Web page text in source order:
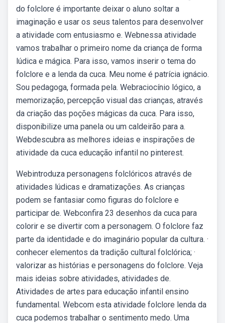
do folclore é importante deixar o aluno soltar a
imaginação e usar os seus talentos para desenvolver
a atividade com entusiasmo e. Webnessa atividade
vamos trabalhar o primeiro nome da criança de forma
lúdica e mágica. Para isso, vamos inserir o tema do
folclore e a lenda da cuca. Meu nome é patrícia ignácio.
Sou pedagoga, formada pela. Webraciocínio lógico, a
memorização, percepção visual das crianças, através
da criação das poções mágicas da cuca. Para isso,
disponibilize uma panela ou um caldeirão para a.
Webdescubra as melhores ideias e inspirações de
atividade da cuca educação infantil no pinterest.
Webintroduza personagens folclóricos através de
atividades lúdicas e dramatizações. As crianças
podem se fantasiar como figuras do folclore e
participar de. Webconfira 23 desenhos da cuca para
colorir e se divertir com a personagem. O folclore faz
parte da identidade e do imaginário popular da cultura. ·
conhecer elementos da tradição cultural folclórica; ·
valorizar as histórias e personagens do folclore. Veja
mais ideias sobre atividades, atividades de.
Atividades de artes para educação infantil ensino
fundamental. Webcom esta atividade folclore lenda da
cuca podemos trabalhar o sentimento medo. Uma